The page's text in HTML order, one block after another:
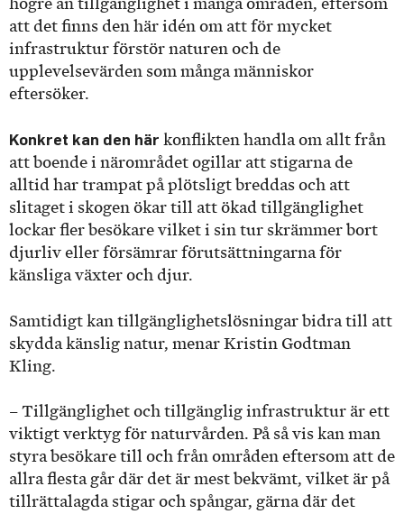
att det finns den här idén om att för mycket
infrastruktur förstör naturen och de
upplevelsevärden som många människor
eftersöker.
Konkret kan den här konflikten handla om allt från
att boende i närområdet ogillar att stigarna de
alltid har trampat på plötsligt breddas och att
slitaget i skogen ökar till att ökad tillgänglighet
lockar fler besökare vilket i sin tur skrämmer bort
djurliv eller försämrar förutsättningarna för
känsliga växter och djur.
Samtidigt kan tillgänglighetslösningar bidra till att
skydda känslig natur, menar Kristin Godtman
Kling.
– Tillgänglighet och tillgänglig infrastruktur är ett
viktigt verktyg för naturvården. På så vis kan man
styra besökare till och från områden eftersom att de
allra flesta går där det är mest bekvämt, vilket är på
tillrättalagda stigar och spångar, gärna där det